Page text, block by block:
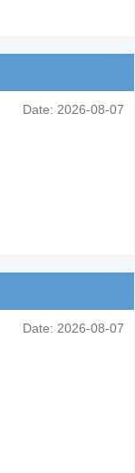
Date: 2026-08-07
Date: 2026-08-07